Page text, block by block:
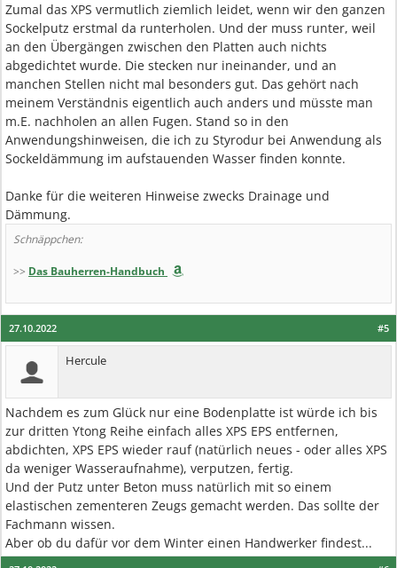
Zumal das XPS vermutlich ziemlich leidet, wenn wir den ganzen
Sockelputz erstmal da runterholen. Und der muss runter, weil
an den Übergängen zwischen den Platten auch nichts
abgedichtet wurde. Die stecken nur ineinander, und an
manchen Stellen nicht mal besonders gut. Das gehört nach
meinem Verständnis eigentlich auch anders und müsste man
m.E. nachholen an allen Fugen. Stand so in den
Anwendungshinweisen, die ich zu Styrodur bei Anwendung als
Sockeldämmung im aufstauenden Wasser finden konnte.
Danke für die weiteren Hinweise zwecks Drainage und
Dämmung.
Schnäppchen:
>> Das Bauherren-Handbuch
#5
27.10.2022
Hercule
Nachdem es zum Glück nur eine Bodenplatte ist würde ich bis
zur dritten Ytong Reihe einfach alles XPS EPS entfernen,
abdichten, XPS EPS wieder rauf (natürlich neues - oder alles XPS
da weniger Wasseraufnahme), verputzen, fertig.
Und der Putz unter Beton muss natürlich mit so einem
elastischen zementeren Zeugs gemacht werden. Das sollte der
Fachmann wissen.
Aber ob du dafür vor dem Winter einen Handwerker findest...